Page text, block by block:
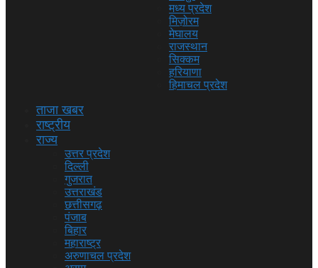
मध्य प्रदेश
मिज़ोरम
मेघालय
राजस्थान
सिक्कम
हरियाणा
हिमाचल प्रदेश
ताजा खबर
राष्ट्रीय
राज्य
उत्तर प्रदेश
दिल्ली
गुजरात
उत्तराखंड
छत्तीसगढ़
पंजाब
बिहार
महाराष्ट्र
अरुणाचल प्रदेश